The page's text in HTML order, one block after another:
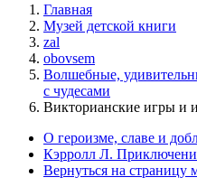
Главная
Музей детской книги
zal
obovsem
Волшебные,
с чудесами
Викторианские игры и
О героизме, славе и
Кэрролл Л.
Вернуться на страницу